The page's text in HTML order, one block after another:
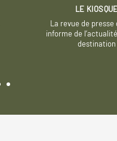
LE
La revue de presse
informe de
destination